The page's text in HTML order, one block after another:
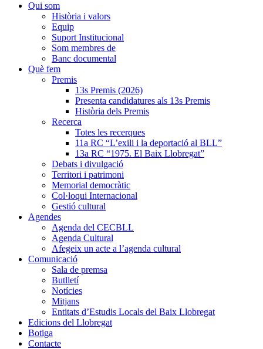
Qui som
Història i valors
Equip
Suport Institucional
Som membres de
Banc documental
Què fem
Premis
13s Premis (2026)
Presenta candidatures als 13s Premis
Història dels Premis
Recerca
Totes les recerques
11a RC “L’exili i la deportació al BLL”
13a RC “1975. El Baix Llobregat”
Debats i divulgació
Territori i patrimoni
Memorial democràtic
Col·loqui Internacional
Gestió cultural
Agendes
Agenda del CECBLL
Agenda Cultural
Afegeix un acte a l’agenda cultural
Comunicació
Sala de premsa
Butlletí
Notícies
Mitjans
Entitats d’Estudis Locals del Baix Llobregat
Edicions del Llobregat
Botiga
Contacte